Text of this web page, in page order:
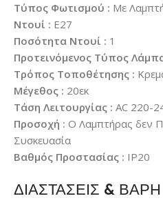
Τύπος Φωτισμού : Με
Ντουί : E27
Ποσότητα Ντουί : 1
Προτεινόμενος Τύπος
Τρόπος Τοποθέτησης :
Μέγεθος : 20εκ
Τάση Λειτουργίας : AC 220-
Προσοχή : Ο Λαμπτήρας δεν
Συσκευασία
Βαθμός Προστασίας : IP20
ΔΙΑΣΤΑΣΕΙΣ & ΒΑΡΗ